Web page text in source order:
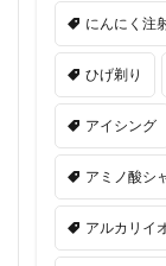
にんにく注
ひげ剃り
アイシング
アミノ酸シ
アルカリイ